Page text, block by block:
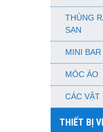
THÙNG
SẠN
MINI BAR
MÓC ÁO
CÁC VẬT
THIẾT BỊ